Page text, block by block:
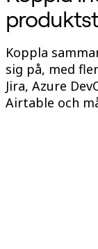
Koppla
sig på, med
Jira, Azure
Airtable och